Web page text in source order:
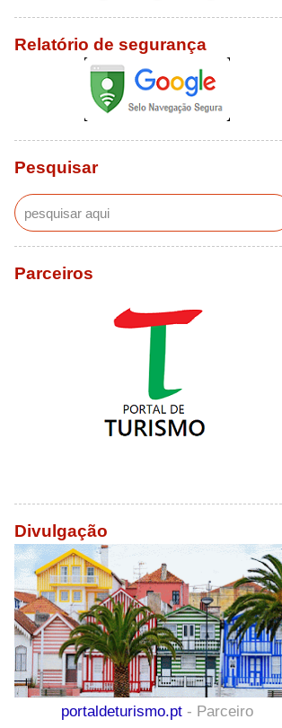
Relatório de segurança
Pesquisar
Parceiros
Divulgação
portaldeturismo.pt - Parceiro